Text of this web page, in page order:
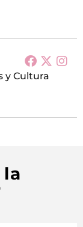
y Cultura